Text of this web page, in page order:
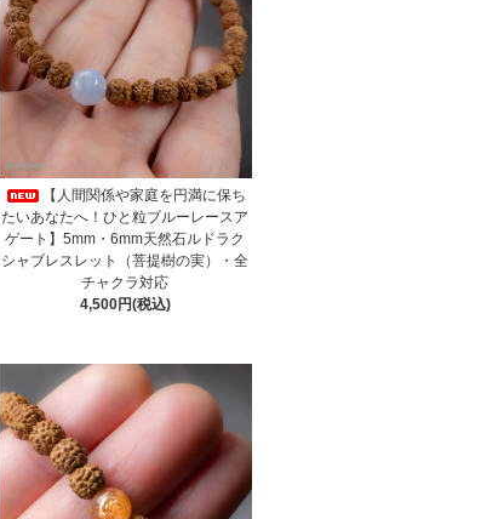
【人間関係や家庭を円満に保ち
たいあなたへ！ひと粒ブルーレースア
ゲート】5mm・6mm天然石ルドラク
シャブレスレット（菩提樹の実）・全
チャクラ対応
4,500円(税込)